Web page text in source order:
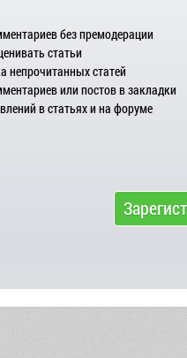
без премодерации
статьи
непрочитанных статей
или постов в закладки
в статьях и на форуме